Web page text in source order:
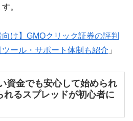
。
向け】GMOクリック証券の評判
ール・サポート体制も紹介 」
資金でも安心して始められ
れるスプレッドが初心者に